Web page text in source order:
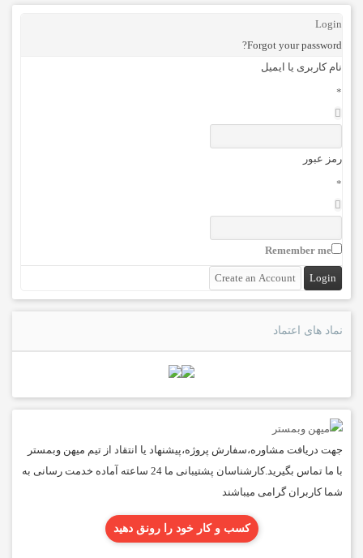
Login
Forgot your password?
نام کاربری یا ایمیل
*
رمز عبور
*
Remember me
نماد های اعتماد
جهت دریافت مشاوره،سفارش پروژه،پیشنهاد یا انتقاد از تیم میهن وبمستر
با ما تماس بگیرید.کارشناسان پشتیبانی ما 24 ساعته آماده خدمت رسانی به
شما کاربران گرامی میباشند
کسب و کار خود را رونق دهید